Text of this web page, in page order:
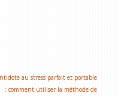
au stress parfait et portable
: comment utiliser la méthode de